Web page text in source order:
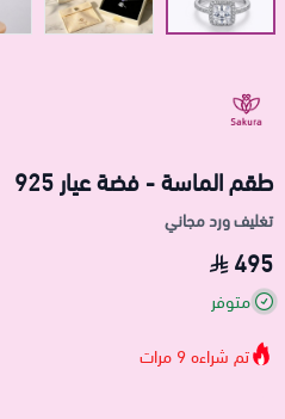
طقم الماسة - فضة عيار 925
تغليف ورد مجاني
495
متوفر
تم شراءه9 مرات